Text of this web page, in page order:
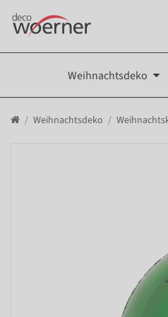
Weihnachtsdeko
Weihnachtsdeko